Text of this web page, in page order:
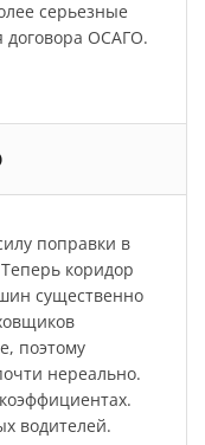
серьезные
договора ОСАГО.
поправки в
коридор
существенно
поэтому
нереально.
водителей.